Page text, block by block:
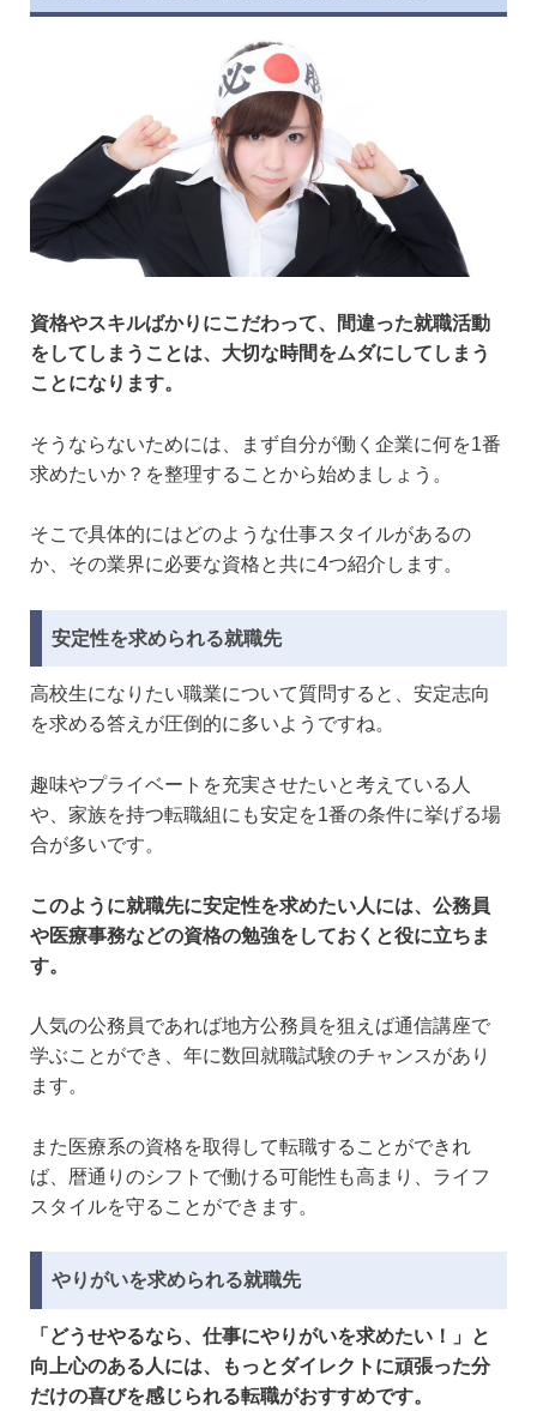
資格やスキルばかりにこだわって、間違った就職活動
をしてしまうことは、大切な時間をムダにしてしまう
ことになります。
そうならないためには、まず自分が働く企業に何を1番
求めたいか？を整理することから始めましょう。
そこで具体的にはどのような仕事スタイルがあるの
か、その業界に必要な資格と共に4つ紹介します。
安定性を求められる就職先
高校生になりたい職業について質問すると、安定志向
を求める答えが圧倒的に多いようですね。
趣味やプライベートを充実させたいと考えている人
や、家族を持つ転職組にも安定を1番の条件に挙げる場
合が多いです。
このように就職先に安定性を求めたい人には、公務員
や医療事務などの資格の勉強をしておくと役に立ちま
す。
人気の公務員であれば地方公務員を狙えば通信講座で
学ぶことができ、年に数回就職試験のチャンスがあり
ます。
また医療系の資格を取得して転職することができれ
ば、暦通りのシフトで働ける可能性も高まり、ライフ
スタイルを守ることができます。
やりがいを求められる就職先
「どうせやるなら、仕事にやりがいを求めたい！」と
向上心のある人には、もっとダイレクトに頑張った分
だけの喜びを感じられる転職がおすすめです。